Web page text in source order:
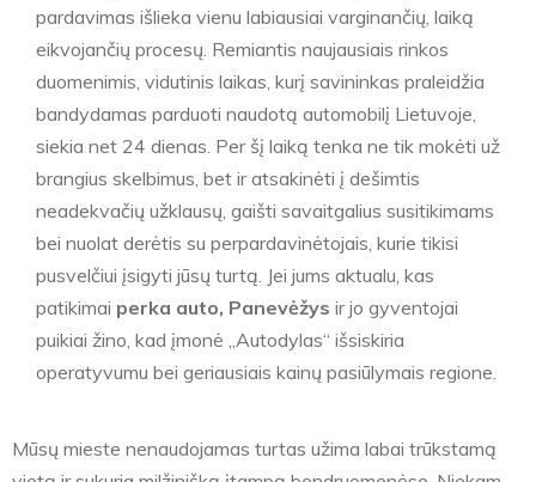
pardavimas išlieka vienu labiausiai varginančių, laiką
eikvojančių procesų. Remiantis naujausiais rinkos
duomenimis, vidutinis laikas, kurį savininkas praleidžia
bandydamas parduoti naudotą automobilį Lietuvoje,
siekia net 24 dienas. Per šį laiką tenka ne tik mokėti už
brangius skelbimus, bet ir atsakinėti į dešimtis
neadekvačių užklausų, gaišti savaitgalius susitikimams
bei nuolat derėtis su perpardavinėtojais, kurie tikisi
pusvelčiui įsigyti jūsų turtą. Jei jums aktualu, kas
patikimai perka auto, Panevėžys ir jo gyventojai
puikiai žino, kad įmonė „Autodylas“ išsiskiria
operatyvumu bei geriausiais kainų pasiūlymais regione.
Mūsų mieste nenaudojamas turtas užima labai trūkstamą